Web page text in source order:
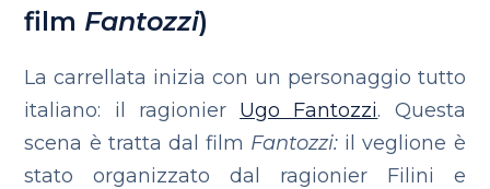
film Fantozzi)
La carrellata inizia con un personaggio tutto
italiano: il ragionier Ugo Fantozzi. Questa
scena è tratta dal film Fantozzi: il veglione è
stato organizzato dal ragionier Filini e